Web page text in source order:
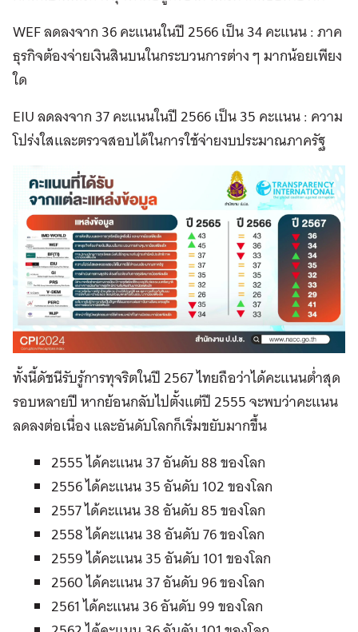
WEF ลดลงจาก 36 คะแนนในปี 2566 เป็น 34 คะแนน : ภาค
ธุรกิจต้องจ่ายเงินสินบนในกระบวนการต่าง ๆ มากน้อยเพียง
ใด
EIU ลดลงจาก 37 คะแนนในปี 2566 เป็น 35 คะแนน : ความ
โปร่งใสและตรวจสอบได้ในการใช้จ่ายงบประมาณภาครัฐ
ทั้งนี้ดัชนีรับรู้การทุจริตในปี 2567 ไทยถือว่าได้คะแนนต่ำสุด
รอบหลายปี หากย้อนกลับไปตั้งแต่ปี 2555 จะพบว่าคะแนน
ลดลงต่อเนื่อง และอันดับโลกก็เริ่มขยับมากขึ้น
2555 ได้คะแนน 37 อันดับ 88 ของโลก
2556 ได้คะแนน 35 อันดับ 102 ของโลก
2557 ได้คะแนน 38 อันดับ 85 ของโลก
2558 ได้คะแนน 38 อันดับ 76 ของโลก
2559 ได้คะแนน 35 อันดับ 101 ของโลก
2560 ได้คะแนน 37 อันดับ 96 ของโลก
2561 ได้คะแนน 36 อันดับ 99 ของโลก